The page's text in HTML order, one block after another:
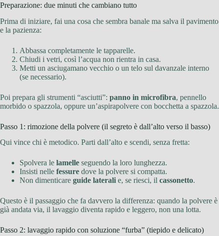
Preparazione: due minuti che cambiano tutto
Prima di iniziare, fai una cosa che sembra banale ma salva il pavimento
e la pazienza:
Abbassa completamente le tapparelle.
Chiudi i vetri, così l’acqua non rientra in casa.
Metti un asciugamano vecchio o un telo sul davanzale interno
(se necessario).
Poi prepara gli strumenti “asciutti”: panno in microfibra, pennello
morbido o spazzola, oppure un’aspirapolvere con bocchetta a spazzola.
Passo 1: rimozione della polvere (il segreto è dall’alto verso il basso)
Qui vince chi è metodico. Parti dall’alto e scendi, senza fretta:
Spolvera le lamelle seguendo la loro lunghezza.
Insisti nelle fessure dove la polvere si compatta.
Non dimenticare guide laterali e, se riesci, il cassonetto.
Questo è il passaggio che fa davvero la differenza: quando la polvere è
già andata via, il lavaggio diventa rapido e leggero, non una lotta.
Passo 2: lavaggio rapido con soluzione “furba” (tiepido e delicato)